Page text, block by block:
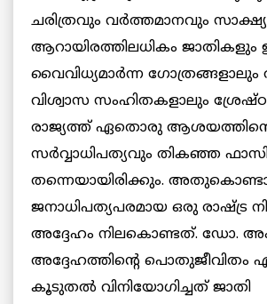
ചരിത്രവും വര്‍ത്തമാനവും
ആറായിരത്തിലധികം ജാതികളും
വൈവിധ്യമാര്‍ന്ന
വിശ്വാസ സംഹിതകളാലും
രാജ്യത്ത് ഏതൊരു ആശയത്തിന്‍റെ
സര്‍വ്വാധിപത്യവും തികഞ്ഞ
തന്നെയായിരിക്കും.
ജനാധിപത്യപരമായ ഒരു രാഷ്ട്ര
അദ്ദേഹം നിലകൊണ്ടത്. ഡോ.
അദ്ദേഹത്തിന്‍റെ പൊതുജീവിതം
കൂടുതല്‍ വിനിയോഗിച്ചത് ജാതി